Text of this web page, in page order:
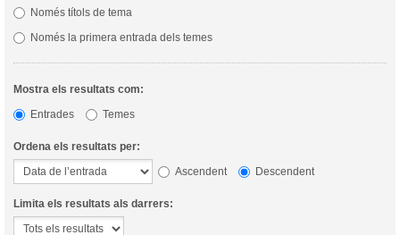
Només títols de tema
Només la primera entrada dels temes
Mostra els resultats com:
Entrades
Temes
Ordena els resultats per:
Ascendent
Descendent
Limita els resultats als darrers: